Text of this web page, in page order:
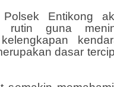
Entikong
rutin guna
dasar